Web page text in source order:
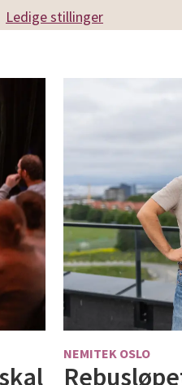
Ledige stillinger
NEMITEK OSLO